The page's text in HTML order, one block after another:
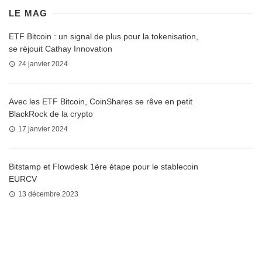
LE MAG
ETF Bitcoin : un signal de plus pour la tokenisation,
se réjouit Cathay Innovation
24 janvier 2024
Avec les ETF Bitcoin, CoinShares se rêve en petit
BlackRock de la crypto
17 janvier 2024
Bitstamp et Flowdesk 1ère étape pour le stablecoin
EURCV
13 décembre 2023